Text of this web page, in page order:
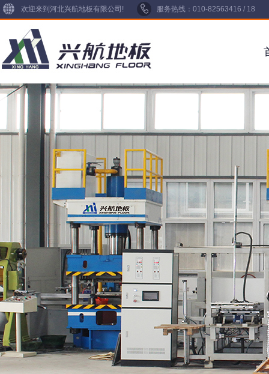
欢迎来到河北兴航地板有限公司! 服务热线：010-82563416 / 18